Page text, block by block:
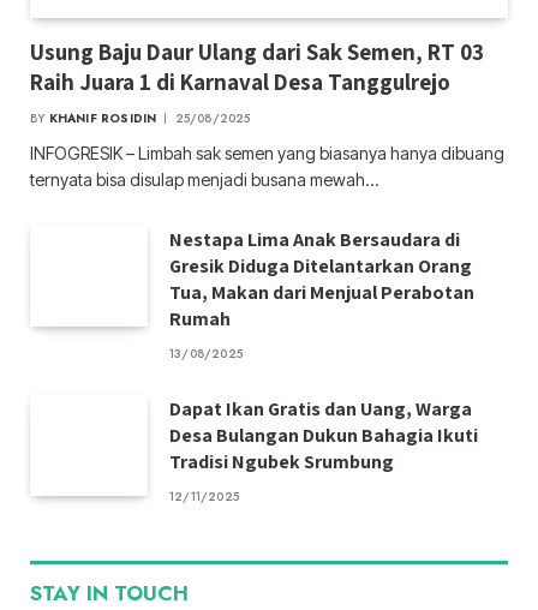
Usung Baju Daur Ulang dari Sak Semen, RT 03
Raih Juara 1 di Karnaval Desa Tanggulrejo
BY KHANIF ROSIDIN 25/08/2025
INFOGRESIK – Limbah sak semen yang biasanya hanya dibuang
ternyata bisa disulap menjadi busana mewah…
Nestapa Lima Anak Bersaudara di
Gresik Diduga Ditelantarkan Orang
Tua, Makan dari Menjual Perabotan
Rumah
13/08/2025
Dapat Ikan Gratis dan Uang, Warga
Desa Bulangan Dukun Bahagia Ikuti
Tradisi Ngubek Srumbung
12/11/2025
STAY IN TOUCH